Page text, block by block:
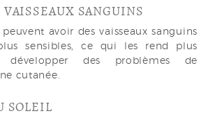
SANGUINS
avoir des vaisseaux sanguins
sensibles, ce qui les rend plus
développer des problèmes de
cutanée.
SOLEIL